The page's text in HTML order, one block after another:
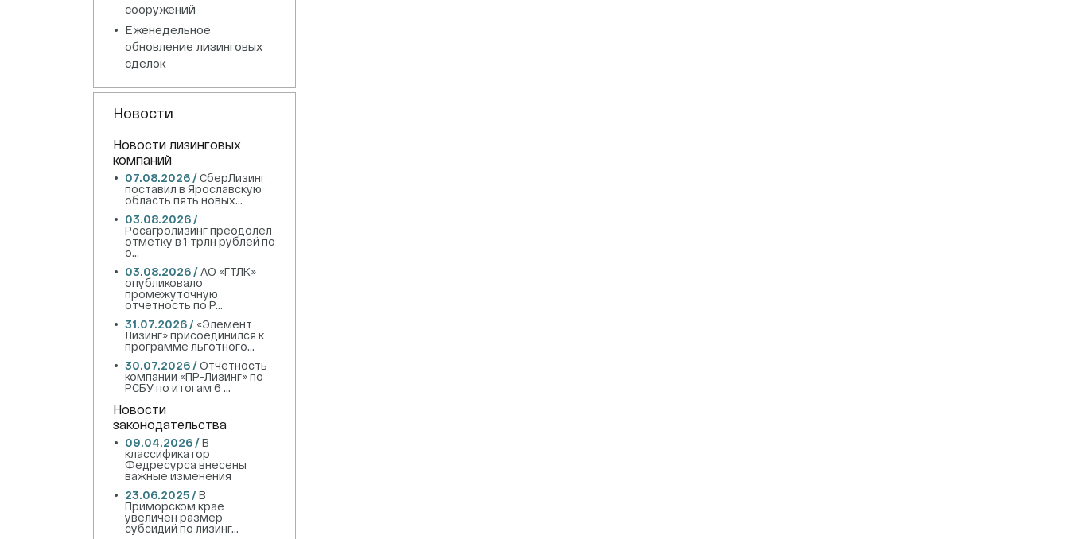
сооружений
Еженедельное
обновление лизинговых
сделок
Новости
Новости лизинговых
компаний
07.08.2026 /СберЛизинг
поставил в Ярославскую
область пять новых...
03.08.2026 /
Росагролизинг преодолел
отметку в 1 трлн рублей по
о...
03.08.2026 /АО «ГТЛК»
опубликовало
промежуточную
отчетность по Р...
31.07.2026 / «Элемент
Лизинг» присоединился к
программе льготного...
30.07.2026 /Отчетность
компании «ПР-Лизинг» по
РСБУ по итогам 6 ...
Новости
законодательства
09.04.2026 /В
классификатор
Федресурса внесены
важные изменения
23.06.2025 /В
Приморском крае
увеличен размер
субсидий по лизинг...